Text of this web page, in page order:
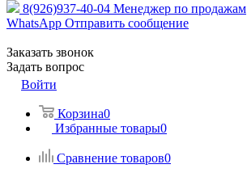
8(926)937-40-04 Менеджер по продажам
WhatsApp Отправить сообщение
Заказать звонок
Задать вопрос
Войти
Корзина0
Избранные товары0
Сравнение товаров0